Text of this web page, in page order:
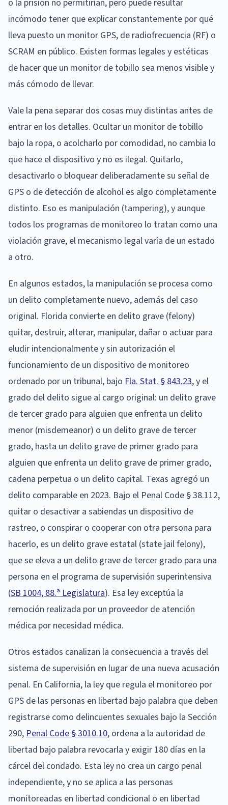
o la prisión no permitirían, pero puede resultar
incómodo tener que explicar constantemente por qué
lleva puesto un monitor GPS, de radiofrecuencia (RF) o
SCRAM en público. Existen formas legales y estéticas
de hacer que un monitor de tobillo sea menos visible y
más cómodo de llevar.
Vale la pena separar dos cosas muy distintas antes de
entrar en los detalles. Ocultar un monitor de tobillo
bajo la ropa, o acolcharlo por comodidad, no cambia lo
que hace el dispositivo y no es ilegal. Quitarlo,
desactivarlo o bloquear deliberadamente su señal de
GPS o de detección de alcohol es algo completamente
distinto. Eso es manipulación (tampering), y aunque
todos los programas de monitoreo lo tratan como una
violación grave, el mecanismo legal varía de un estado
a otro.
En algunos estados, la manipulación se procesa como
un delito completamente nuevo, además del caso
original. Florida convierte en delito grave (felony)
quitar, destruir, alterar, manipular, dañar o actuar para
eludir intencionalmente y sin autorización el
funcionamiento de un dispositivo de monitoreo
ordenado por un tribunal, bajo Fla. Stat. § 843.23, y el
grado del delito sigue al cargo original: un delito grave
de tercer grado para alguien que enfrenta un delito
menor (misdemeanor) o un delito grave de tercer
grado, hasta un delito grave de primer grado para
alguien que enfrenta un delito grave de primer grado,
cadena perpetua o un delito capital. Texas agregó un
delito comparable en 2023. Bajo el Penal Code § 38.112,
quitar o desactivar a sabiendas un dispositivo de
rastreo, o conspirar o cooperar con otra persona para
hacerlo, es un delito grave estatal (state jail felony),
que se eleva a un delito grave de tercer grado para una
persona en el programa de supervisión superintensiva
(SB 1004, 88.ª Legislatura). Esa ley exceptúa la
remoción realizada por un proveedor de atención
médica por necesidad médica.
Otros estados canalizan la consecuencia a través del
sistema de supervisión en lugar de una nueva acusación
penal. En California, la ley que regula el monitoreo por
GPS de las personas en libertad bajo palabra que deben
registrarse como delincuentes sexuales bajo la Sección
290, Penal Code § 3010.10, ordena a la autoridad de
libertad bajo palabra revocarla y exigir 180 días en la
cárcel del condado. Esta ley no crea un cargo penal
independiente, y no se aplica a las personas
monitoreadas en libertad condicional o en libertad